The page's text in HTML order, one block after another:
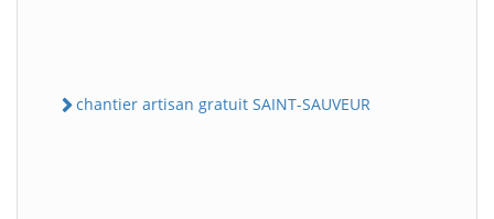
chantier artisan gratuit SAINT-SAUVEUR